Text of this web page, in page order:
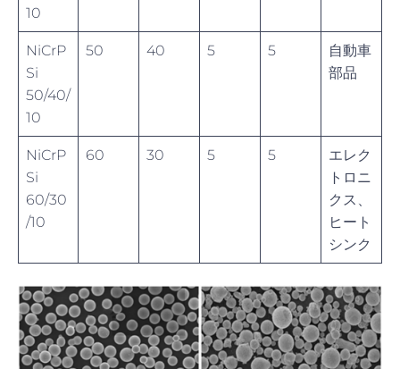
10
NiCrP
Si
50/40/
10
50 40 5 5
自動車
部品
NiCrP
Si
60/30
/10
60 30 5 5
エレク
トロニ
クス、
ヒート
シンク